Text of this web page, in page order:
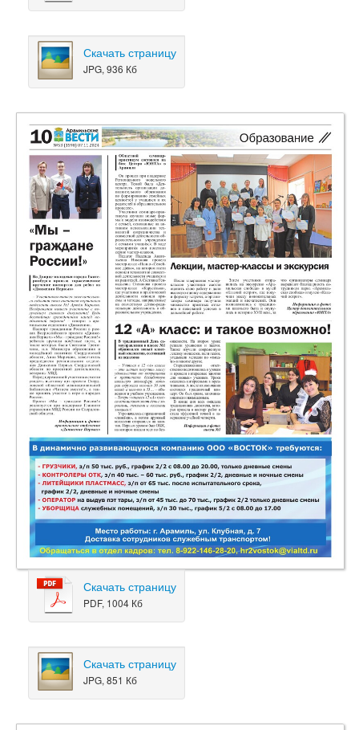
Скачать страницу
JPG, 936 Кб
Скачать страницу
PDF, 1004 Кб
Скачать страницу
JPG, 851 Кб